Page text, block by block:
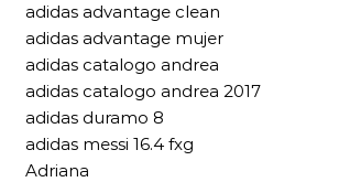
adidas advantage clean
adidas advantage mujer
adidas catalogo andrea
adidas catalogo andrea 2017
adidas duramo 8
adidas messi 16.4 fxg
Adriana